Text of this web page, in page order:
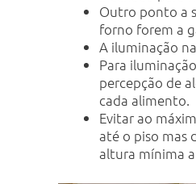
Outro ponto a
forno forem a
A iluminação
Para
percepção de
cada alimento.
Evitar ao
até o piso mas
altura mínima